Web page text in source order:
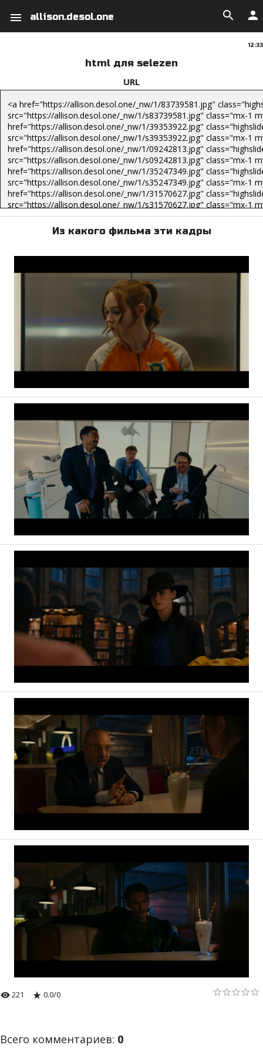
menu allison.desol.one person
search
12:33
html для selezen
URL
Из какого фильма эти кадры
221 0.0/0
Всего комментариев: 0